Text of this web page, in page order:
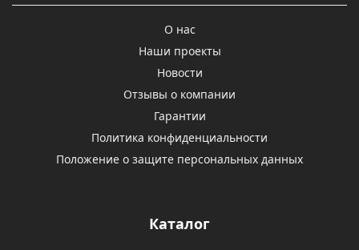
О нас
Наши проекты
Новости
Отзывы о компании
Гарантии
Политика конфиденциальности
Положение о защите персональных данных
Каталог